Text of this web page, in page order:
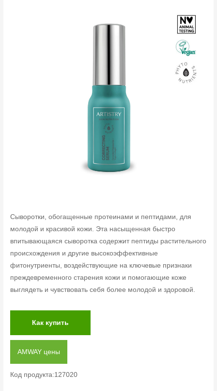
Сыворотки, обогащенные протеинами и пептидами, для
молодой и красивой кожи. Эта насыщенная быстро
впитывающаяся сыворотка содержит пептиды растительного
происхождения и другие высокоэффективные
фитонутриенты, воздействующие на ключевые признаки
преждевременного старения кожи и помогающие коже
выглядеть и чувствовать себя более молодой и здоровой.
Как купить
AMWAY цены
Код продукта:127020